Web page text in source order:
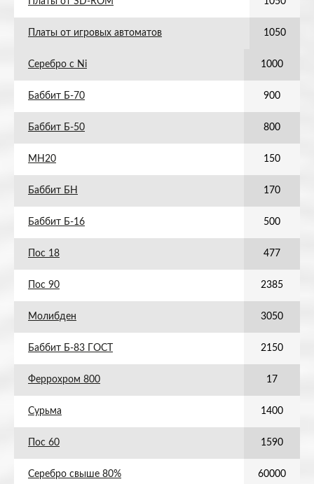
Платы от игровых автоматов 1050
Серебро с Ni 1000
Баббит Б-70 900
Баббит Б-50 800
МН20 150
Баббит БН 170
Баббит Б-16 500
Пос 18 477
Пос 90 2385
Молибден 3050
Баббит Б-83 ГОСТ 2150
Феррохром 800 17
Сурьма 1400
Пос 60 1590
Серебро свыше 80% 60000